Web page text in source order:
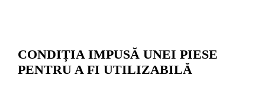
CONDIȚIA IMPUSĂ UNEI PIESE
PENTRU A FI UTILIZABILĂ